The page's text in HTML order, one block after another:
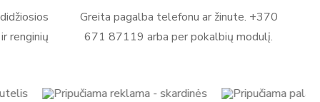
renginių
Greita pagalba telefonu ar žinute. +370
671 87119 arba per pokalbių modulį.